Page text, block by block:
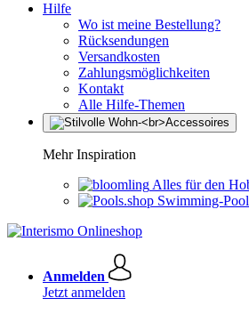
Hilfe
Wo ist meine Bestellung?
Rücksendungen
Versandkosten
Zahlungsmöglichkeiten
Kontakt
Alle Hilfe-Themen
Mehr Inspiration
Alles für den
Swimming-
Anmelden
Jetzt anmelden